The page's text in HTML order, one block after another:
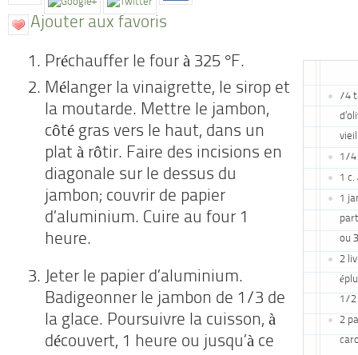
Ajouter aux favoris
/4
1/4
1 c.
1
ou
2
1/2
2
Préchauffer le four à 325 °F.
Mélanger la vinaigrette, le sirop et
la moutarde. Mettre le jambon,
côté gras vers le haut, dans un
plat à rôtir. Faire des incisions en
diagonale sur le dessus du
jambon; couvrir de papier
d’aluminium. Cuire au four 1
heure.
Jeter le papier d’aluminium.
Badigeonner le jambon de 1/3 de
la glace. Poursuivre la cuisson, à
découvert, 1 heure ou jusqu’à ce